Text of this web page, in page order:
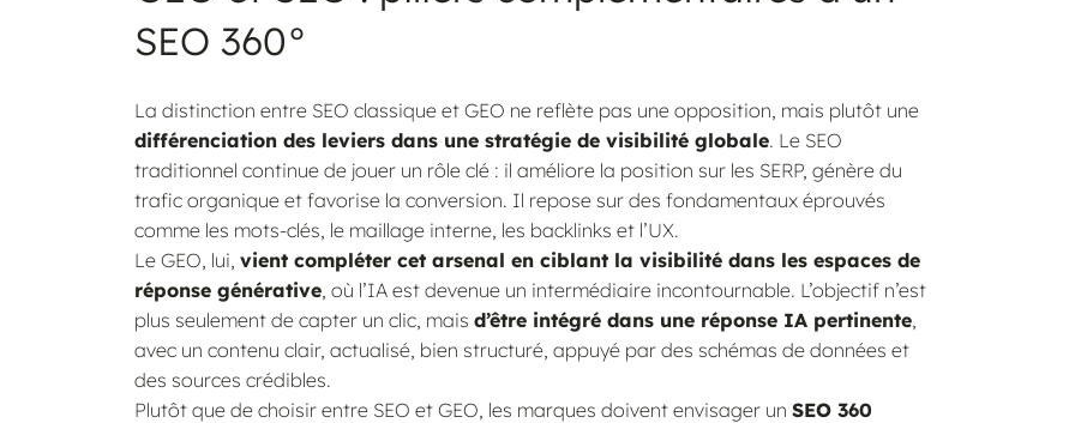
SEO 360°
La distinction entre SEO classique et GEO ne reflète pas une opposition, mais plutôt une
différenciation des leviers dans une stratégie de visibilité globale. Le SEO
traditionnel continue de jouer un rôle clé : il améliore la position sur les SERP, génère du
trafic organique et favorise la conversion. Il repose sur des fondamentaux éprouvés
comme les mots-clés, le maillage interne, les backlinks et l’UX.
Le GEO, lui, vient compléter cet arsenal en ciblant la visibilité dans les espaces de
réponse générative , où l’IA est devenue un intermédiaire incontournable. L’objectif n’est
plus seulement de capter un clic, mais d’être intégré dans une réponse IA pertinente
avec un contenu clair, actualisé, bien structuré, appuyé par des schémas de données et
des sources crédibles.
Plutôt que de choisir entre SEO et GEO, les marques doivent envisager un SEO 360